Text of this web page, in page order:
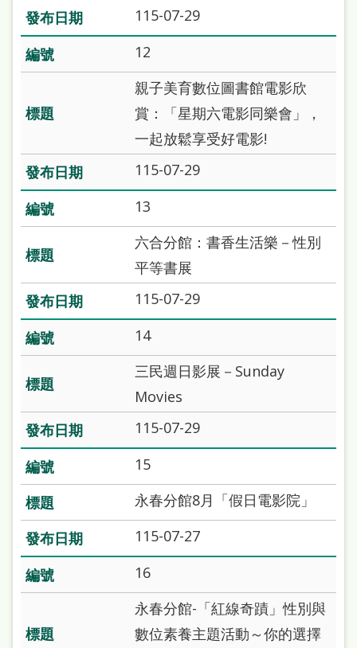
網
站
資
料
放
宣
告
作
權
侵
權
理
辦
法
聯
絡
我
們
115-07-29
12
親子美育數位圖書館電影欣
賞：「星期六電影同樂會」，
一起放鬆享受好電影!
115-07-29
13
六合分館：書香生活樂－性別
平等書展
115-07-29
14
三民週日影展－Sunday
Movies
115-07-29
15
永春分館8月「假日電影院」
115-07-27
16
永春分館-「紅線奇蹟」性別與
數位素養主題活動～你的選擇